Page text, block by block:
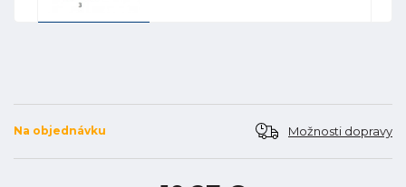
Na objednávku Možnosti dopravy